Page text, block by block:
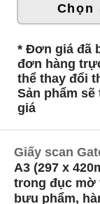
Chọn
* Đơn giá đã
đơn hàng
thể thay đổi
Sản phẩm
giá
Giấy scan
A3 (297 x
trong đục mờ
bưu phẩm,